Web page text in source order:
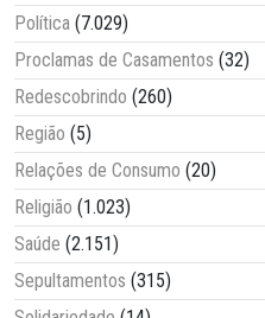
Política (7.029)
Proclamas de Casamentos (32)
Redescobrindo (260)
Região (5)
Relações de Consumo (20)
Religião (1.023)
Saúde (2.151)
Sepultamentos (315)